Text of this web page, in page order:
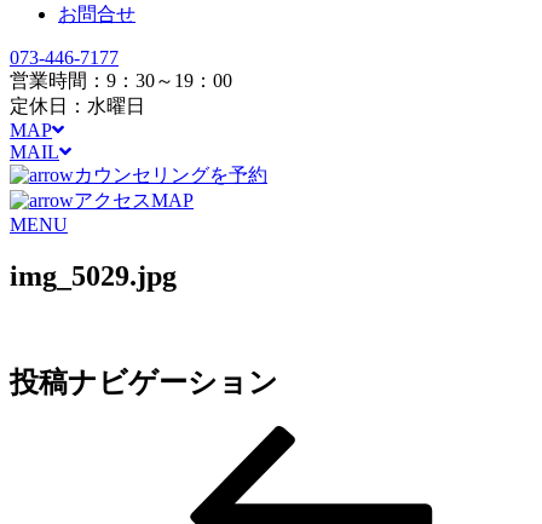
お問合せ
073-446-7177
営業時間：9：30～19：00
定休日：水曜日
MAP
MAIL
カウンセリングを予約
アクセスMAP
MENU
img_5029.jpg
投稿ナビゲーション